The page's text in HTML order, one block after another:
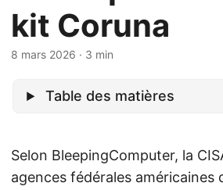
kit Coruna
8 mars 2026 · 3 min
Table des matières
Selon BleepingComputer, la
agences fédérales américaines